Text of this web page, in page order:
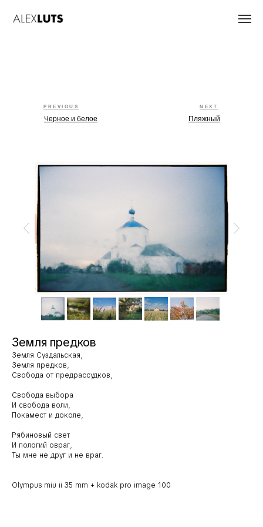
Пляжный
Черное и белое
PREVIOUS NEXT
Земля предков
Земля Суздальская,
Земля предков,
Свобода от предрассудков,
Свобода выбора
И свобода воли,
Покамест и доколе,
Рябиновый свет
И пологий овраг,
Ты мне не друг и не враг.
Olympus miu ii 35 mm + kodak pro image 100